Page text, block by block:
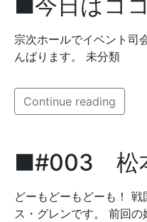
■今日はココ
宗次ホールでイベント司
んばります。 未分類
Continue reading
■#003 松
どーもどーもどーも！
ス・グレンです。 前回